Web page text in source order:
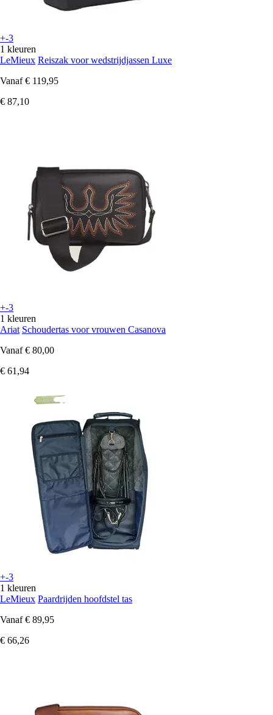
+-3
1 kleuren
LeMieux Reiszak voor wedstrijdjassen Luxe
Vanaf € 119,95
€ 87,10
+-3
1 kleuren
Ariat Schoudertas voor vrouwen Casanova
Vanaf € 80,00
€ 61,94
+-3
1 kleuren
LeMieux Paardrijden hoofdstel tas
Vanaf € 89,95
€ 66,26